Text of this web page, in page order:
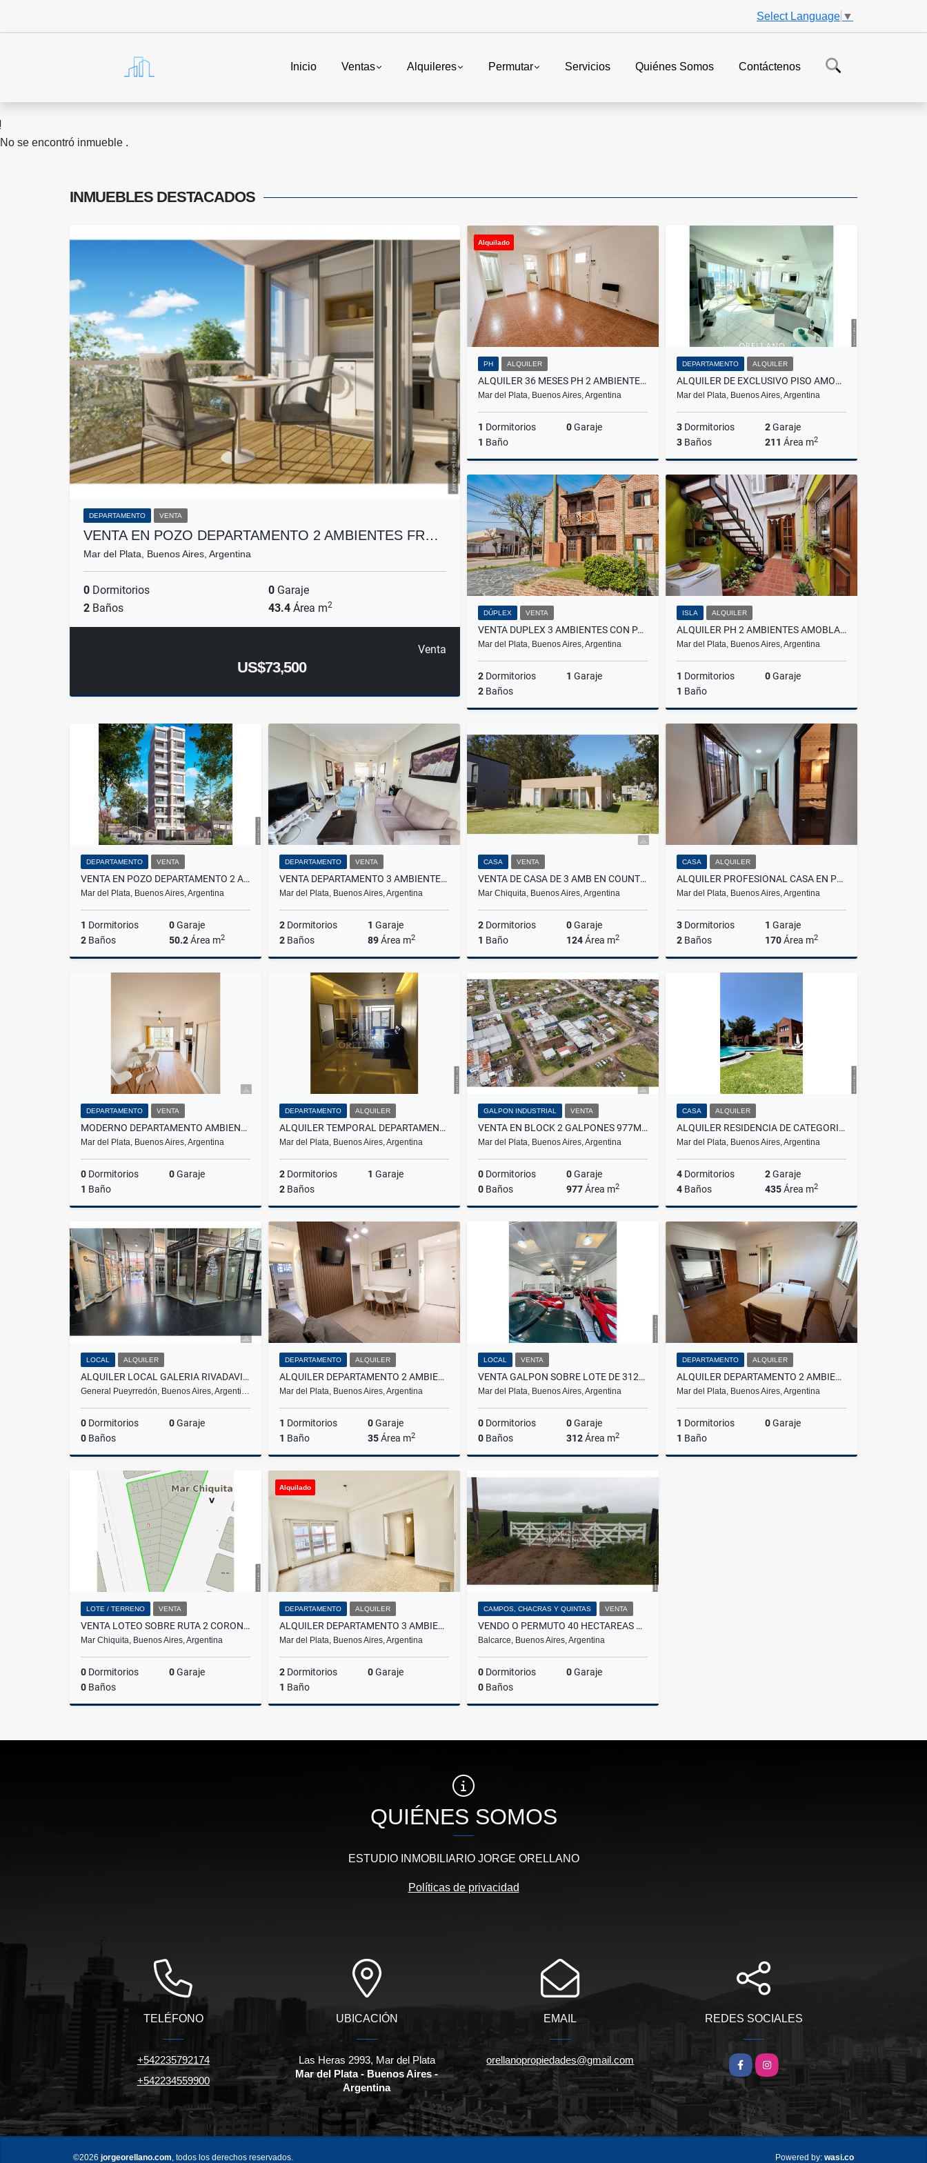
Select Language ▼
Inicio Ventas Alquileres Permutar Servicios Quiénes Somos Contáctenos
No se encontró inmueble .
INMUEBLES DESTACADOS
DEPARTAMENTO VENTA
VENTA EN POZO DEPARTAMENTO 2 AMBIENTES FR…
Mar del Plata, Buenos Aires, Argentina
0 Dormitorios 0 Garaje
2 Baños 43.4 Área m2
Venta
US$73,500
Alquilado
PH ALQUILER
ALQUILER 36 MESES PH 2 AMBIENTES CON PARQUE Y QUINTA PROPIA
Mar del Plata, Buenos Aires, Argentina
1 Dormitorios 0Garaje
1 Baño
Alquiler
$750.000
DEPARTAMENTO ALQUILER
ALQUILER DE EXCLUSIVO PISO AMOBLADO FRENTE AL MAR EN BAHIA VARESE
Mar del Plata, Buenos Aires, Argentina
3 Dormitorios 2Garaje
3 Baños 211 Área m2
Alquiler
$3.200.000
DÚPLEX VENTA
VENTA DUPLEX 3 AMBIENTES CON PATIO EN PARQUE LURO
Mar del Plata, Buenos Aires, Argentina
2 Dormitorios 1 Garaje
2 Baños
US$95,000
ISLA ALQUILER
ALQUILER PH 2 AMBIENTES AMOBLADO – BARRIO DON BOSCO
Mar del Plata, Buenos Aires, Argentina
1 Dormitorios 0Garaje
1 Baño
Alquiler
$650.000
DEPARTAMENTO VENTA
VENTA EN POZO DEPARTAMENTO 2 AMBIENTES FRENTE A PLAZA PERALTA RAMOS
Mar del Plata, Buenos Aires, Argentina
1 Dormitorios 0Garaje
2 Baños 50.2Área m2
DEPARTAMENTO VENTA
VENTA DEPARTAMENTO 3 AMBIENTES AL FRENTE Y CON COCHERA EN LA PERLA
Mar del Plata, Buenos Aires, Argentina
2 Dormitorios 1 Garaje
2 Baños 89Área m2
US$169,000
CASA VENTA
VENTA DE CASA DE 3 AMB EN COUNTRY COSTA DEL SOL - MAR CHIQUITA
Mar Chiquita, Buenos Aires, Argentina
2 Dormitorios 0Garaje
1 Baño 124Área m2
Venta
US$140,000
CASA ALQUILER
ALQUILER PROFESIONAL CASA EN PH ZONA ALDREY
Mar del Plata, Buenos Aires, Argentina
3 Dormitorios 1 Garaje
2 Baños 170Área m2
DEPARTAMENTO VENTA
MODERNO DEPARTAMENTO AMBIENTE INTEGRADO ZONA PASEO ALDREY
Mar del Plata, Buenos Aires, Argentina
0 Dormitorios 0Garaje
1 Baño
Venta
US$66,800
DEPARTAMENTO ALQUILER
ALQUILER TEMPORAL DEPARTAMENTO CON COCHERA MAX 6 A METROS DE LA COSTA
Mar del Plata, Buenos Aires, Argentina
2 Dormitorios 1 Garaje
2 Baños
US$1
GALPON INDUSTRIAL VENTA
VENTA EN BLOCK 2 GALPONES 977M2 CUBIERTOS MAS LOTE 510M2 DIST E3
Mar del Plata, Buenos Aires, Argentina
0 Dormitorios 0Garaje
0 Baños 977Área m2
US$480,000
CASA ALQUILER
ALQUILER RESIDENCIA DE CATEGORIA BARRIO LOS TRONCOS ESTUDIO GRABACIÓN
Mar del Plata, Buenos Aires, Argentina
4 Dormitorios 2Garaje
4 Baños 435Área m2
Alquiler
US$3,000
LOCAL ALQUILER
ALQUILER LOCAL GALERIA RIVADAVIA SALIDA A DOS CALLES
General Pueyrredón, Buenos Aires, Argenti…
0 Dormitorios 0Garaje
0 Baños
$600.000
DEPARTAMENTO ALQUILER
ALQUILER DEPARTAMENTO 2 AMBIENTES ZONA ALDREY
Mar del Plata, Buenos Aires, Argentina
1 Dormitorios 0Garaje
1 Baño 35Área m2
Alquiler
LOCAL VENTA
VENTA GALPON SOBRE LOTE DE 312M2 A METROS DE AV. COLON
Mar del Plata, Buenos Aires, Argentina
0 Dormitorios 0Garaje
0 Baños 312Área m2
DEPARTAMENTO ALQUILER
ALQUILER DEPARTAMENTO 2 AMBIENTES EN ZONA CENTRO
Mar del Plata, Buenos Aires, Argentina
1 Dormitorios 0Garaje
1 Baño
LOTE / TERRENO VENTA
VENTA LOTEO SOBRE RUTA 2 CORONEL VIDAL PRECIOS UNICOS LOTES 1000M2
Mar Chiquita, Buenos Aires, Argentina
0 Dormitorios 0Garaje
0 Baños
US$10,000
Alquilado
DEPARTAMENTO ALQUILER
ALQUILER DEPARTAMENTO 3 AMBIENTES CALLE BELGRANO ZONA CENTRO
Mar del Plata, Buenos Aires, Argentina
2 Dormitorios 0Garaje
1 Baño
$700.000
CAMPOS, CHACRAS Y QUINTAS VENTA
VENDO O PERMUTO 40 HECTAREAS DE CAMPO UNICAS EN BALCARCE
Balcarce, Buenos Aires, Argentina
0 Dormitorios 0Garaje
0 Baños
US$12,500
QUIÉNES SOMOS
ESTUDIO INMOBILIARIO JORGE ORELLANO
Políticas de privacidad
TELÉFONO
+542235792174
+542234559900
UBICACIÓN
Las Heras 2993, Mar del Plata
Mar del Plata - Buenos Aires -
Argentina
EMAIL
orellanopropiedades@gmail.com
REDES SOCIALES
Facebook
Instagram
©2026 jorgeorellano.com, todos los derechos reservados. Powered by: wasi.co